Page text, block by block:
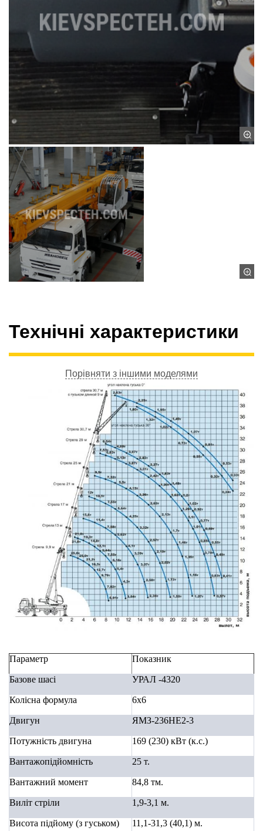
Технічні характеристики
Порівняти з іншими моделями
Параметр Показник
Базове шасі УРАЛ -4320
Колісна формула 6х6
Двигун ЯМЗ-236НЕ2-3
Потужність двигуна 169 (230) кВт (к.с.)
Вантажопідйомність 25 т.
Вантажний момент 84,8 тм.
Виліт стріли 1,9-3,1 м.
Висота підйому (з гуськом) 11,1-31,3 (40,1) м.